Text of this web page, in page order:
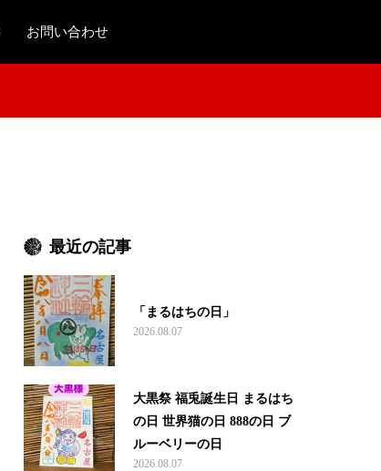
お問い合わせ
最近の記事
「まるはちの日」
2026.08.07
大黒祭 福兎誕生日 まるはち
の日 世界猫の日 888の日 ブ
ルーベリーの日
2026.08.07